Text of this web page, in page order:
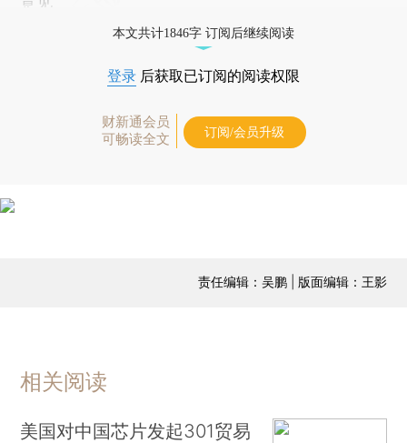
本文共计1846字 订阅后继续阅读
登录 后获取已订阅的阅读权限
财新通会员
可畅读全文
订阅/会员升级
责任编辑：吴鹏 | 版面编辑：王影
相关阅读
美国对中国芯片发起301贸易